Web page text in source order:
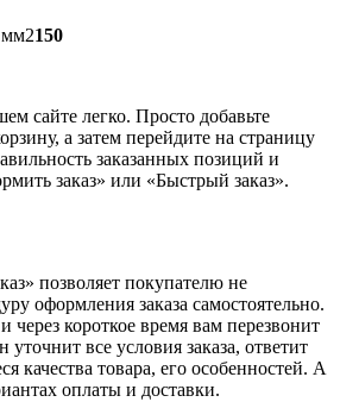
мм2150
сайте легко. Просто добавьте
а затем перейдите на страницу
заказанных позиций и
заказ» или «Быстрый заказ».
позволяет покупателю не
оформления заказа самостоятельно.
через короткое время вам перезвонит
все условия заказа, ответит
качества товара, его особенностей. А
оплаты и доставки.